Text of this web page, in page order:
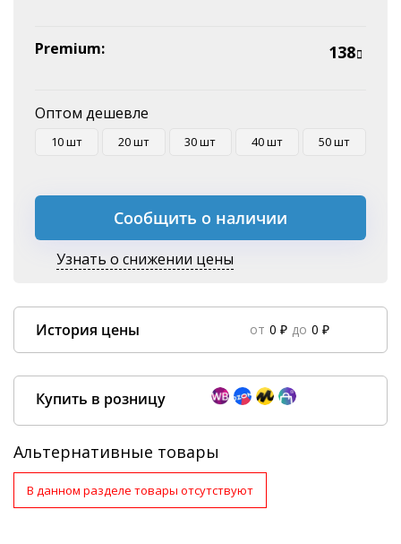
Premium: 138
Оптом дешевле
10 шт 20 шт 30 шт 40 шт 50 шт
Сообщить о наличии
Узнать о снижении цены
История цены от 0 ₽ до 0 ₽
Купить в розницу
Покупка оптом от 500 ₽
Альтернативные товары
В данном разделе товары отсутствуют